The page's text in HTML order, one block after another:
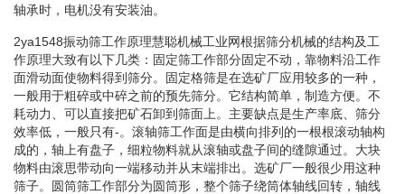
轴承时，电机没有安装油。
2ya1548振动筛工作原理慧聪机械工业网根据筛分机械的结构及工
作原理大致有以下几类：固定筛工作部分固定不动，靠物料沿工作
面滑动面使物料得到筛分。固定格筛是在选矿厂应用较多的一种，
一般用于粗碎或中碎之前的预先筛分。它结构简单，制造方便。不
耗动力、可以直接把矿石卸到筛面上。主要缺点是生产率底、筛分
效率低，一般只有-。滚轴筛工作面是由横向排列的一根根滚动轴构
成的，轴上有盘子，细粒物料就从滚轴或盘子间的缝隙通过。大块
物料由滚思带动向一端移动并从末端排出。选矿厂一般很少用这种
筛子。圆筒筛工作部分为圆筒形，整个筛子绕筒体轴线回转，轴线